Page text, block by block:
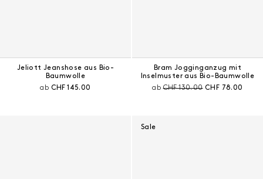
Jeliott Jeanshose aus Bio-
Baumwolle
ab Aktueller Preis:
CHF 145.00
Bram Jogginganzug mit
Inselmuster aus Bio-Baumwolle
abPreis vor Rabatt:
CHF 130.00 Aktueller Preis:
CHF 78.00
Sale